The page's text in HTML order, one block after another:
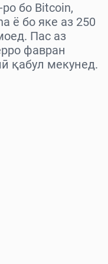
бо Bitcoin,
ё бо яке аз 250
Пас аз
фавран
қабул мекунед.